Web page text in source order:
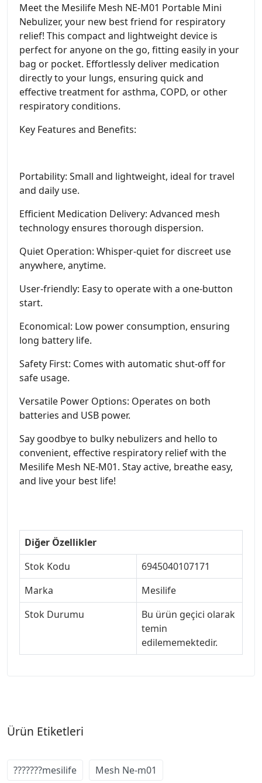
Meet the Mesilife Mesh NE-M01 Portable Mini
Nebulizer, your new best friend for respiratory
relief! This compact and lightweight device is
perfect for anyone on the go, fitting easily in your
bag or pocket. Effortlessly deliver medication
directly to your lungs, ensuring quick and
effective treatment for asthma, COPD, or other
respiratory conditions.
Key Features and Benefits:
Portability: Small and lightweight, ideal for travel
and daily use.
Efficient Medication Delivery: Advanced mesh
technology ensures thorough dispersion.
Quiet Operation: Whisper-quiet for discreet use
anywhere, anytime.
User-friendly: Easy to operate with a one-button
start.
Economical: Low power consumption, ensuring
long battery life.
Safety First: Comes with automatic shut-off for
safe usage.
Versatile Power Options: Operates on both
batteries and USB power.
Say goodbye to bulky nebulizers and hello to
convenient, effective respiratory relief with the
Mesilife Mesh NE-M01. Stay active, breathe easy,
and live your best life!
Diğer Özellikler
Stok Kodu
6945040107171
Marka
Mesilife
Stok Durumu
Bu ürün geçici olarak
temin
edilememektedir.
Ürün Etiketleri
???????mesilife Mesh Ne-m01